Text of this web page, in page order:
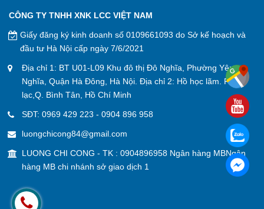
CÔNG TY TNHH XNK LCC VIỆT NAM
Giấy đăng ký kinh doanh số 0109661093 do Sở kế hoạch và
đầu tư Hà Nội cấp ngày 7/6/2021
Địa chỉ 1: BT U01-L09 Khu đô thị Đô Nghĩa, Phường Yên
Nghĩa, Quận Hà Đông, Hà Nội. Địa chỉ 2: Hồ học lãm. P. An
lạc,Q. Bình Tân, Hồ Chí Minh
SĐT: 0969 429 223 - 0904 896 958
luongchicong84@gmail.com
LUONG CHI CONG - TK : 0904896958 Ngân hàng MBNgân
hàng MB chi nhánh sở giao dịch 1